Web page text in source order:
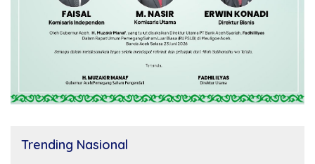
Trending Nasional